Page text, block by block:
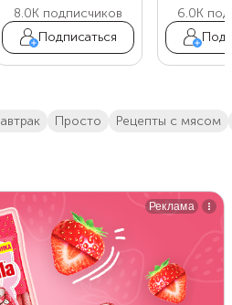
8.0K подписчиков
Подписаться
6.0K
завтрак просто Рецепты с мясом